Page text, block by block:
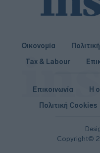
Οικονομία Πολιτική
Tax & Labour
Copyright©
Επικοινωνία Η
Πολιτική Cookies